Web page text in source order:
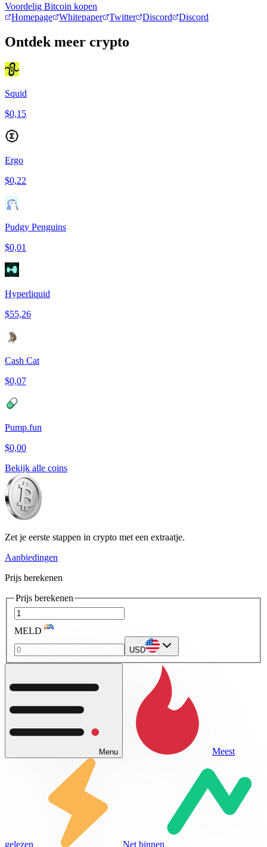
Voordelig Bitcoin kopen
Homepage
Whitepaper Twitter Discord Discord
Ontdek meer crypto
Squid
$0,15
Ergo
$0,22
Pudgy Penguins
$0,01
Hyperliquid
$55,26
Cash Cat
$0,07
Pump.fun
$0,00
Bekijk alle coins
Zet je eerste stappen in crypto met een extraatje.
Aanbiedingen
Prijs berekenen
Prijs berekenen
MELD
USD
Menu Meest
gelezen Net binnen